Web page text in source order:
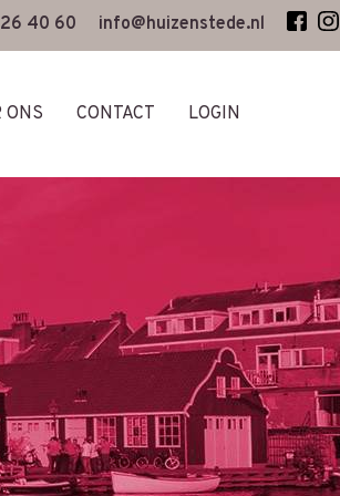
40 60 info@huizenstede.nl
ONS CONTACT LOGIN